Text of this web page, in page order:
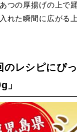
つの厚揚げの上で
れた瞬間に広がる
のレシピにぴ
」